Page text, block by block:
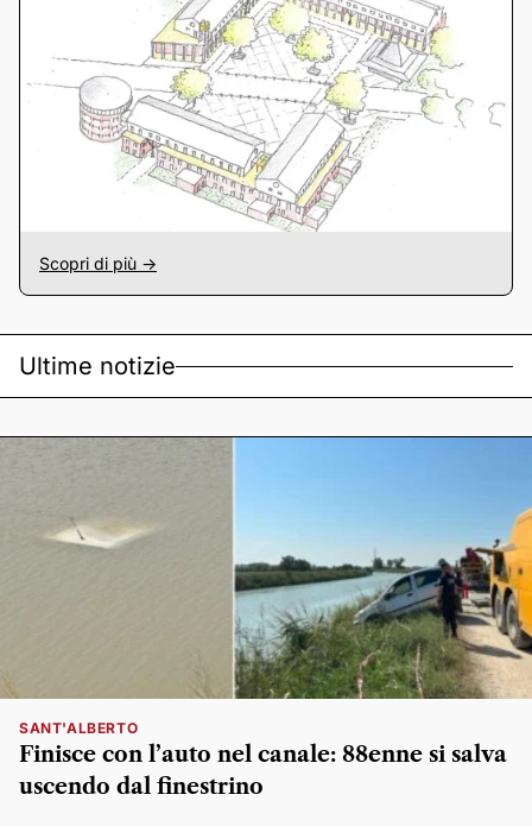
Scopri di più ->
Ultime notizie
SANT'ALBERTO
Finisce con l’auto nel canale: 88enne si salva
uscendo dal finestrino